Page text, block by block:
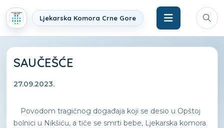
Ljekarska Komora Crne Gore
SAUČEŠĆE
27.09.2023.
Povodom tragičnog događaja koji se desio u Opštoj
bolnici u Nikšiću, a tiče se smrti bebe, Ljekarska komora